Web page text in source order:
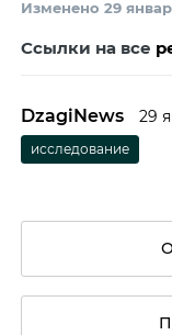
Изменено 29
Ссылки на все
DzagiNews 29
исследование